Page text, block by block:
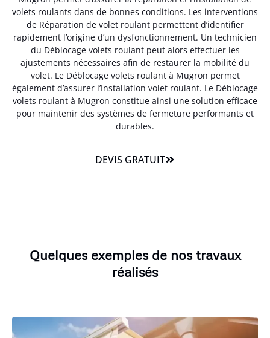
volets roulants dans de bonnes conditions. Les interventions
de Réparation de volet roulant permettent d’identifier
rapidement l’origine d’un dysfonctionnement. Un technicien
du Déblocage volets roulant peut alors effectuer les
ajustements nécessaires afin de restaurer la mobilité du
volet. Le Déblocage volets roulant à Mugron permet
également d’assurer l’Installation volet roulant. Le Déblocage
volets roulant à Mugron constitue ainsi une solution efficace
pour maintenir des systèmes de fermeture performants et
durables.
DEVIS GRATUIT
Quelques exemples de nos travaux
réalisés